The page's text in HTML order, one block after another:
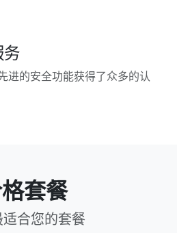
务
进的安全功能获得了众多的认
套餐
合您的套餐